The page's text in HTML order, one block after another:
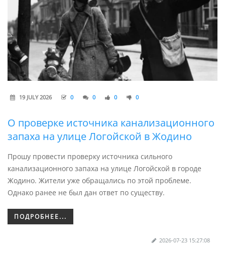
19 JULY 2026 0 0 0 0
О проверке источника канализационного
запаха на улице Логойской в Жодино
Прошу провести проверку источника сильного
канализационного запаха на улице Логойской в городе
Жодино. Жители уже обращались по этой проблеме.
Однако ранее не был дан ответ по существу.
ПОДРОБНЕЕ...
2026-07-23 15:27:08